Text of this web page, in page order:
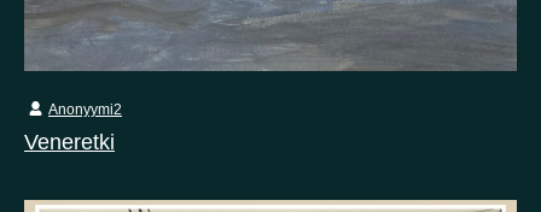
Veneretki
Anonyymi2